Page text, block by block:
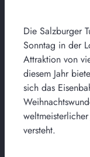
Die Salzburger
Sonntag in der
Attraktion von
diesem Jahr
sich das
versteht.